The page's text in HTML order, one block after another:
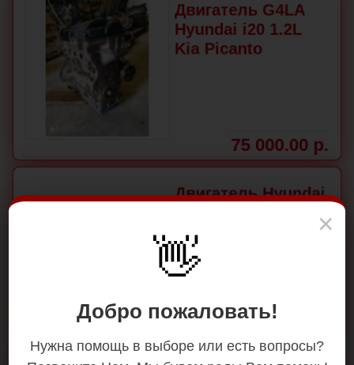
×
👋
Добро пожаловать!
Нужна помощь в выборе или есть вопросы?
75 000.00 р.
Двигатель G4LA
Hyundai i20 1.2L
Kia Picanto
Двигатель Hyundai
Accent Elantra Getz